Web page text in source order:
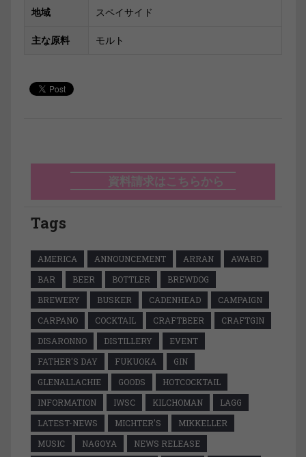
地域 スペイサイド
主な原料 モルト
資料請求はこちらから
Tags
AMERICA ANNOUNCEMENT ARRAN
AWARD
BAR
BEER BOTTLER
BREWDOG
BREWERY
BUSKER CADENHEAD
CAMPAIGN
CARPANO
COCKTAIL CRAFTBEER
CRAFTGIN
DISARONNO
DISTILLERY
EVENT
FATHER'S DAY
FUKUOKA
GIN
GLENALLACHIE
GOODS
HOTCOCKTAIL
INFORMATION
IWSC KILCHOMAN
LAGG
LATEST-NEWS
MICHTER'S
MIKKELLER
MUSIC
NAGOYA
NEWS RELEASE